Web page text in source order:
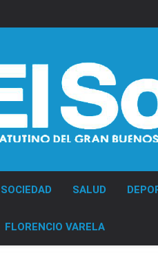
SOCIEDAD SALUD
FLORENCIO VARELA